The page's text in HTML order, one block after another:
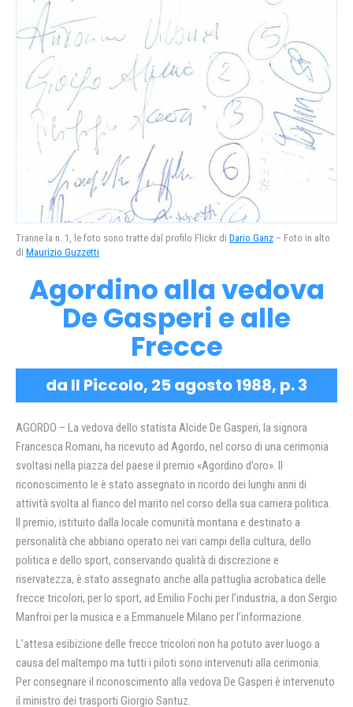
Tranne la n. 1, le foto sono tratte dal profilo Flickr di Dario Ganz – Foto in alto
di Maurizio Guzzetti
Agordino alla vedova
De Gasperi e alle
Frecce
da Il Piccolo, 25 agosto 1988, p. 3
AGORDO – La vedova dello statista Alcide De Gasperi, la signora
Francesca Romani, ha ricevuto ad Agordo, nel corso di una cerimonia
svoltasi nella piazza del paese il premio «Agordino d’oro». Il
riconoscimento le è stato assegnato in ricordo dei lunghi anni di
attività svolta al fianco del marito nel corso della sua carriera politica.
Il premio, istituito dalla locale comunità montana e destinato a
personalità che abbiano operato nei vari campi della cultura, dello
politica e dello sport, conservando qualità di discrezione e
riservatezza, è stato assegnato anche alla pattuglia acrobatica delle
frecce tricolori, per lo sport, ad Emilio Fochi per l’industria, a don Sergio
Manfroi per la musica e a Emmanuele Milano per l’informazione.
L’attesa esibizione delle frecce tricolori non ha potuto aver luogo a
causa del maltempo ma tutti i piloti sono intervenuti alla cerimonia.
Per consegnare il riconoscimento alla vedova De Gasperi è intervenuto
il ministro dei trasporti Giorgio Santuz.